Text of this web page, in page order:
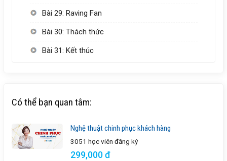
Bài 29: Raving Fan
Bài 30: Thách thức
Bài 31: Kết thúc
Có thể bạn quan tâm:
Nghệ thuật chinh phục khách hàng
3051 học viên đăng ký
299,000 đ